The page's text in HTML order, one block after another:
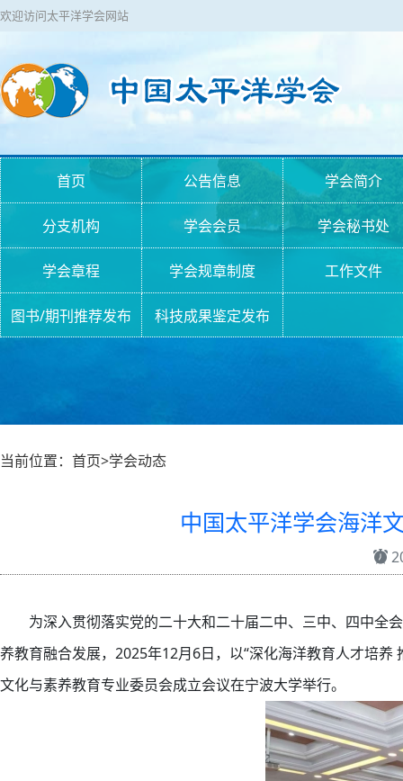
欢迎访问太平洋学会网站
首页 公告信息 学会简介
分支机构 学会会员 学会秘书处
学会章程 学会规章制度 工作文件
图书/期刊推荐发布 科技成果鉴定发布
当前位置：首页>学会动态
中国太平洋学会海洋
为深入贯彻落实党的二十大和二十届二中、三中、四中全
养教育融合发展，2025年12月6日，以“深化海洋教育人才培
文化与素养教育专业委员会成立会议在宁波大学举行。